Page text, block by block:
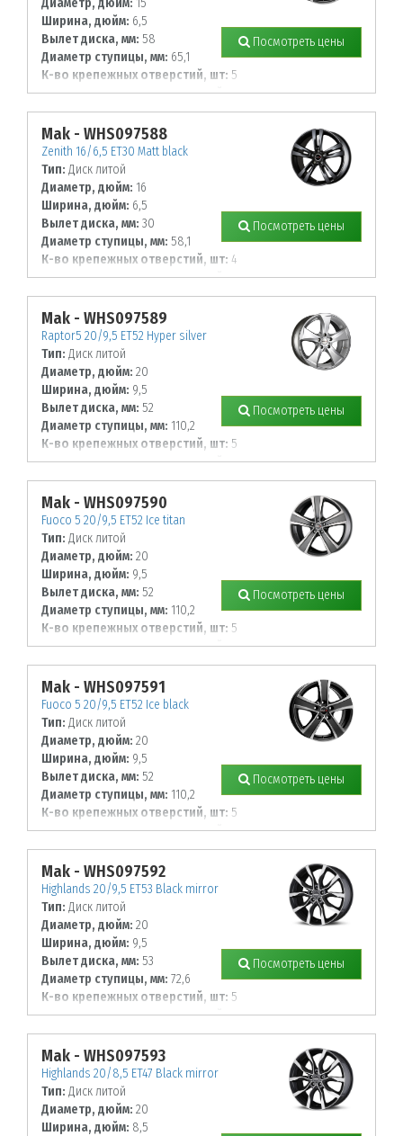
Ширина, дюйм: 6,5
Вылет диска, мм: 58
Диаметр ступицы, мм: 65,1
К-во крепежных отверстий, шт: 5
Диаметр располож. отверстий, мм:
160
Посмотреть цены
Mak - WHS097588
Zenith 16/6,5 ET30 Matt black
Тип: Диск литой
Диаметр, дюйм: 16
Ширина, дюйм: 6,5
Вылет диска, мм: 30
Диаметр ступицы, мм: 58,1
К-во крепежных отверстий, шт: 4
Диаметр располож. отверстий, мм:
98
Посмотреть цены
Mak - WHS097589
Raptor5 20/9,5 ET52 Hyper silver
Тип: Диск литой
Диаметр, дюйм: 20
Ширина, дюйм: 9,5
Вылет диска, мм: 52
Диаметр ступицы, мм: 110,2
К-во крепежных отверстий, шт: 5
Диаметр располож. отверстий, мм:
150
Посмотреть цены
Mak - WHS097590
Fuoco 5 20/9,5 ET52 Ice titan
Тип: Диск литой
Диаметр, дюйм: 20
Ширина, дюйм: 9,5
Вылет диска, мм: 52
Диаметр ступицы, мм: 110,2
К-во крепежных отверстий, шт: 5
Диаметр располож. отверстий, мм:
150
Посмотреть цены
Mak - WHS097591
Fuoco 5 20/9,5 ET52 Ice black
Тип: Диск литой
Диаметр, дюйм: 20
Ширина, дюйм: 9,5
Вылет диска, мм: 52
Диаметр ступицы, мм: 110,2
К-во крепежных отверстий, шт: 5
Диаметр располож. отверстий, мм:
150
Посмотреть цены
Mak - WHS097592
Highlands 20/9,5 ET53 Black mirror
Тип: Диск литой
Диаметр, дюйм: 20
Ширина, дюйм: 9,5
Вылет диска, мм: 53
Диаметр ступицы, мм: 72,6
К-во крепежных отверстий, шт: 5
Диаметр располож. отверстий, мм:
120
Посмотреть цены
Mak - WHS097593
Highlands 20/8,5 ET47 Black mirror
Тип: Диск литой
Диаметр, дюйм: 20
Ширина, дюйм: 8,5